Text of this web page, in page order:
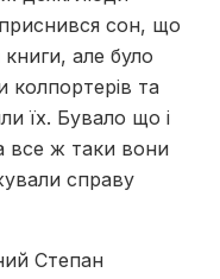
сон, що
але було
колпортерів та
їх. Бувало що і
все ж таки вони
справу
Степан